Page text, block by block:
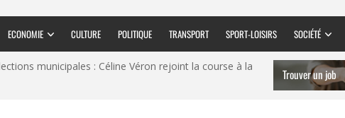
ECONOMIE CULTURE POLITIQUE TRANSPORT SPORT-LOISIRS SOCIÉTÉ
municipales : Céline Véron rejoint la course à la
Trouver un job